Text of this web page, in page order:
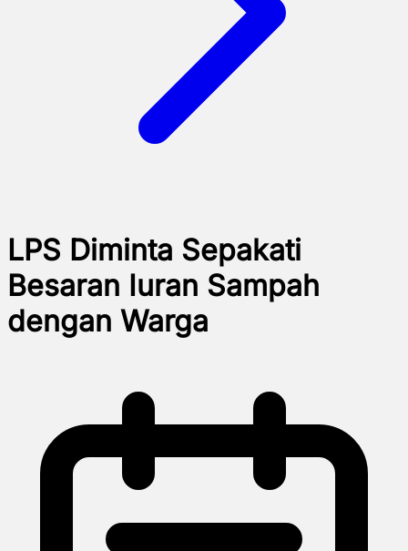
LPS Diminta Sepakati
Besaran Iuran Sampah
dengan Warga